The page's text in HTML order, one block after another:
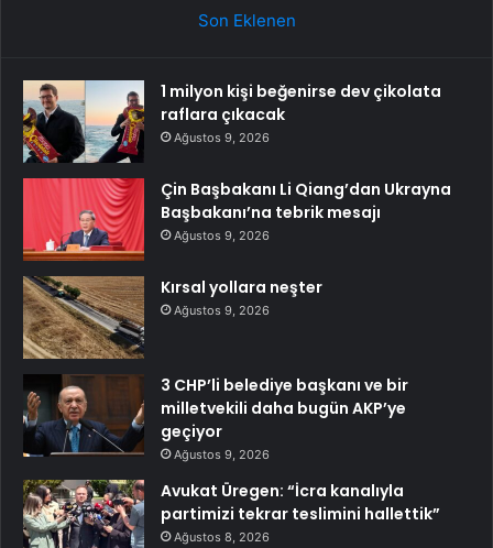
Son Eklenen
1 milyon kişi beğenirse dev çikolata
raflara çıkacak
Ağustos 9, 2026
Çin Başbakanı Li Qiang’dan Ukrayna
Başbakanı’na tebrik mesajı
Ağustos 9, 2026
Kırsal yollara neşter
Ağustos 9, 2026
3 CHP’li belediye başkanı ve bir
milletvekili daha bugün AKP’ye
geçiyor
Ağustos 9, 2026
Avukat Üregen: “İcra kanalıyla
partimizi tekrar teslimini hallettik”
Ağustos 8, 2026